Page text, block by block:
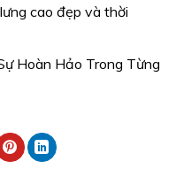
cao đẹp và thời
Hoàn Hảo Trong Từng